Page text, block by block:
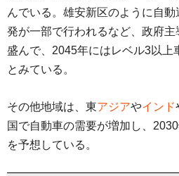
んでいる。雄安新区のように自
発が一部で行われるなど、政府
盛んで、2045年にはレベル3以上
とみている。
その他地域は、東アジアやインド
国で自動車の需要が増加し、
を予想している。